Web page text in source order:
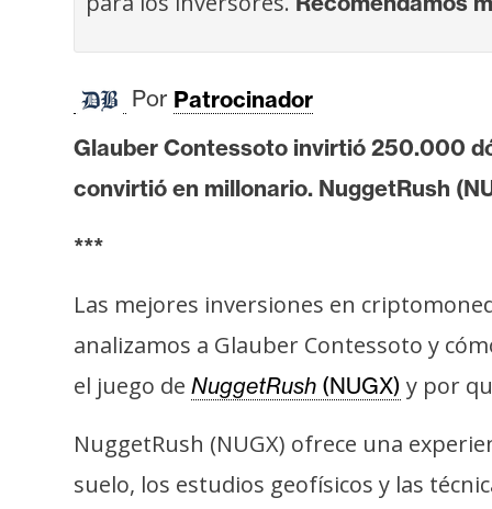
s
N
t
s
e
P
e
n
Por Patrocinador
Glauber Contessoto invirtió 250.000
convirtió en millonario. NuggetRush
***
Las mejores inversiones en
analizamos a Glauber Contessoto y
el juego de NuggetRush (NUGX) y por
NuggetRush (NUGX) ofrece una
suelo, los estudios geofísicos y las